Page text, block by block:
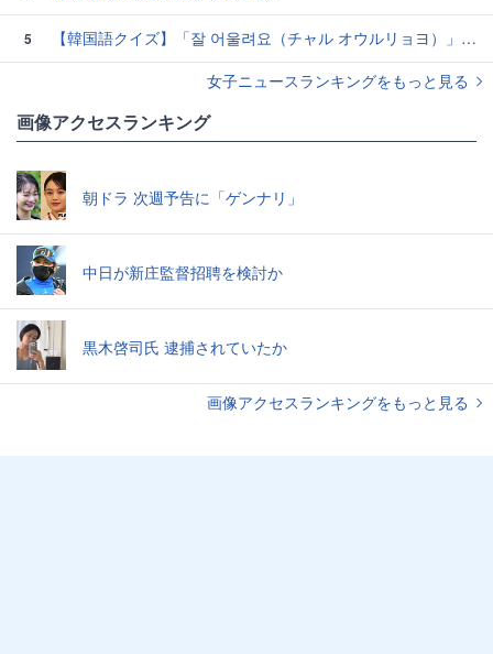
5
【韓国語クイズ】「잘 어울려요（チャル オウルリョヨ）」の意味は？褒め言葉です♡
女子ニュースランキングをもっと見る
画像アクセスランキング
朝ドラ 次週予告に「ゲンナリ」
中日が新庄監督招聘を検討か
黒木啓司氏 逮捕されていたか
画像アクセスランキングをもっと見る